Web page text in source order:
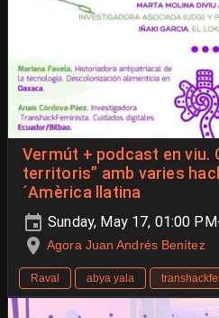
Vermút + podcast en viu.
territoris” amb varies
´Amèrica llatina
Sunday, May 17, 01:00
Agora Juan Andrés Benítez
Raval abya yala